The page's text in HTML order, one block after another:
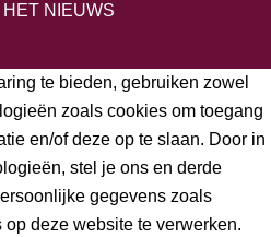
NIEUWS
te bieden, gebruiken zowel
zoals cookies om toegang
en/of deze op te slaan. Door in
stel je ons en derde
gegevens zoals
deze website te verwerken.